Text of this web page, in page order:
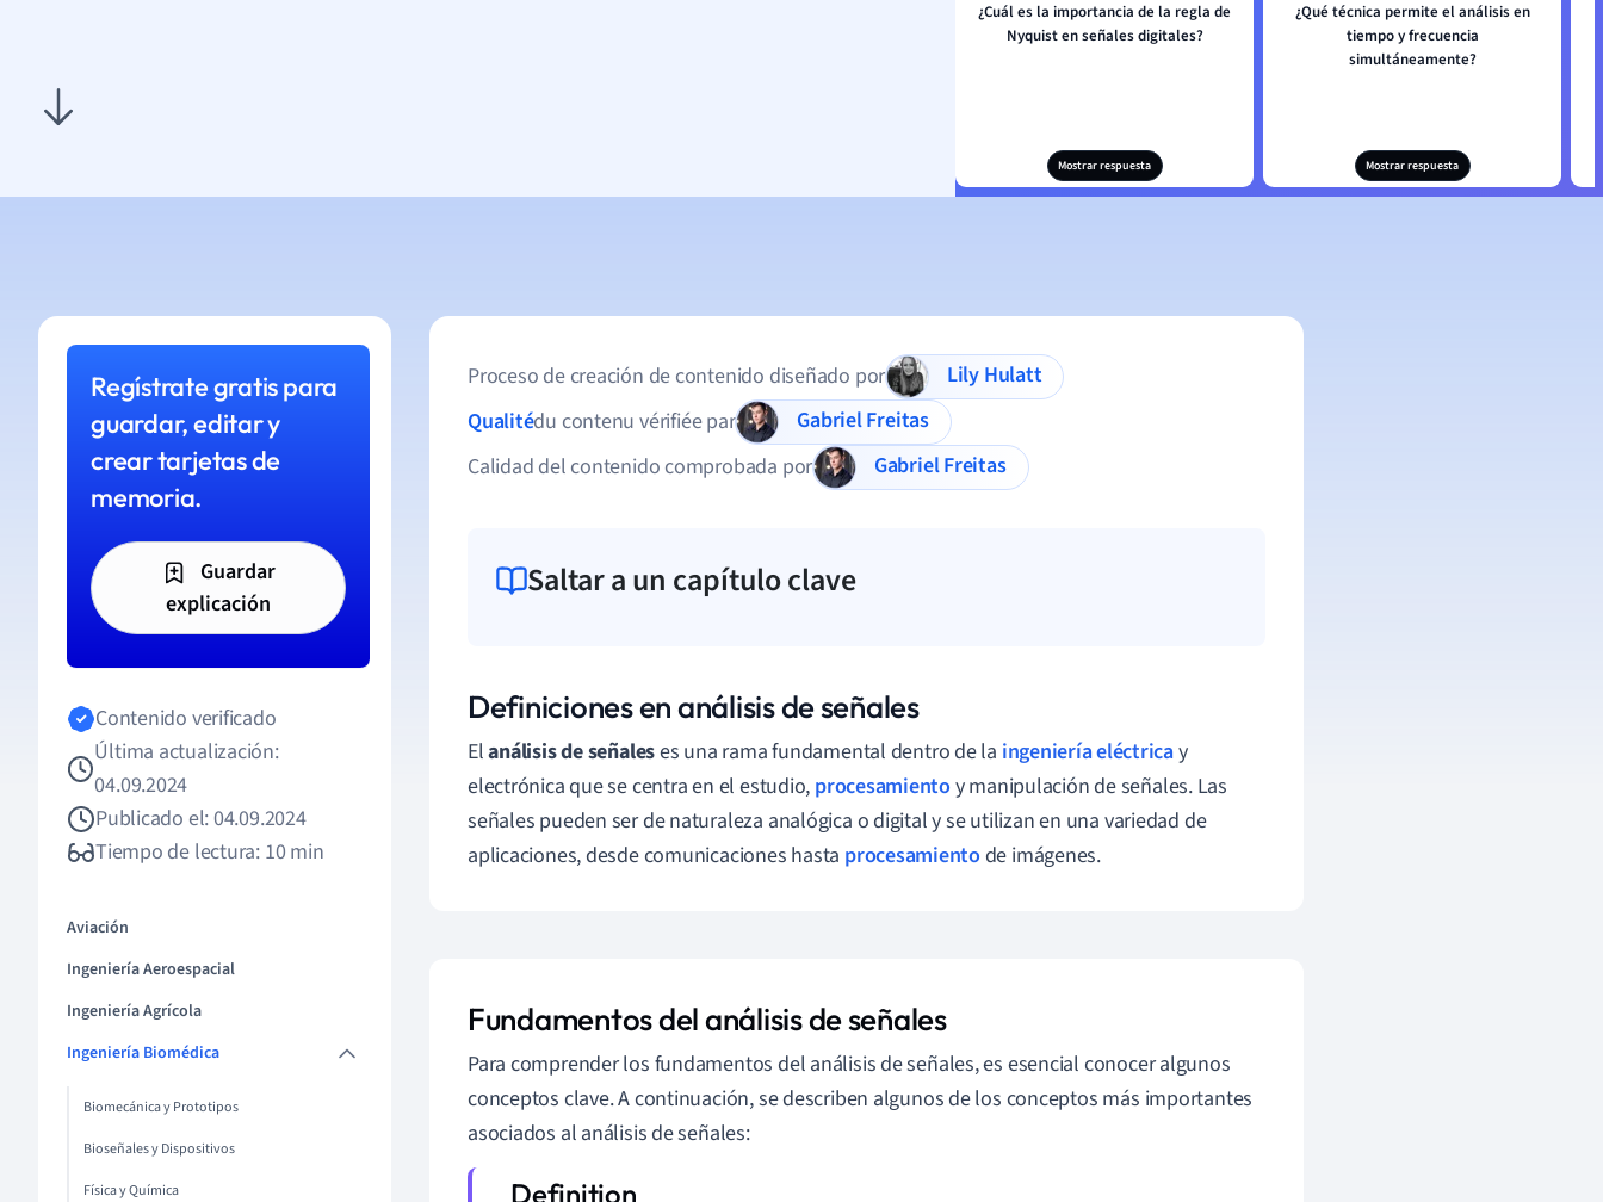
¿Cuál es la importancia de la regla de
Nyquist en señales digitales?
Mostrar respuesta
¿Qué técnica permite el análisis en
tiempo y frecuencia
simultáneamente?
Mostrar respuesta
Regístrate gratis para
guardar, editar y
crear tarjetas de
memoria.
Guardar
explicación
Contenido verificado
Última actualización:
04.09.2024
Publicado el: 04.09.2024
Tiempo de lectura: 10 min
Aviación
Ingeniería Aeroespacial
Ingeniería Agrícola
Ingeniería Biomédica
Biomecánica y Prototipos
Bioseñales y Dispositivos
Física y Química
Proceso de creación de contenido diseñado por
Lily Hulatt
Qualitédu contenu vérifiée par
Gabriel Freitas
Calidad del contenido comprobada por
Gabriel Freitas
Saltar a un capítulo clave
Definiciones en análisis de señales
Elanálisis de señaleses una rama fundamental dentro de la ingeniería eléctricay
electrónica que se centra en el estudio, procesamientoy manipulación de señales. Las
señales pueden ser de naturaleza analógica o digital y se utilizan en una variedad de
aplicaciones, desde comunicaciones hasta procesamientode imágenes.
Fundamentos del análisis de señales
Para comprender los fundamentos del análisis de señales, es esencial conocer algunos
conceptos clave. A continuación, se describen algunos de los conceptos más importantes
asociados al análisis de señales: